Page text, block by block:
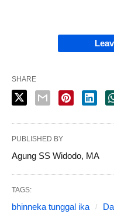
SHARE
PUBLISHED BY
Agung SS Widodo, MA
TAGS:
bhinneka tunggal ika